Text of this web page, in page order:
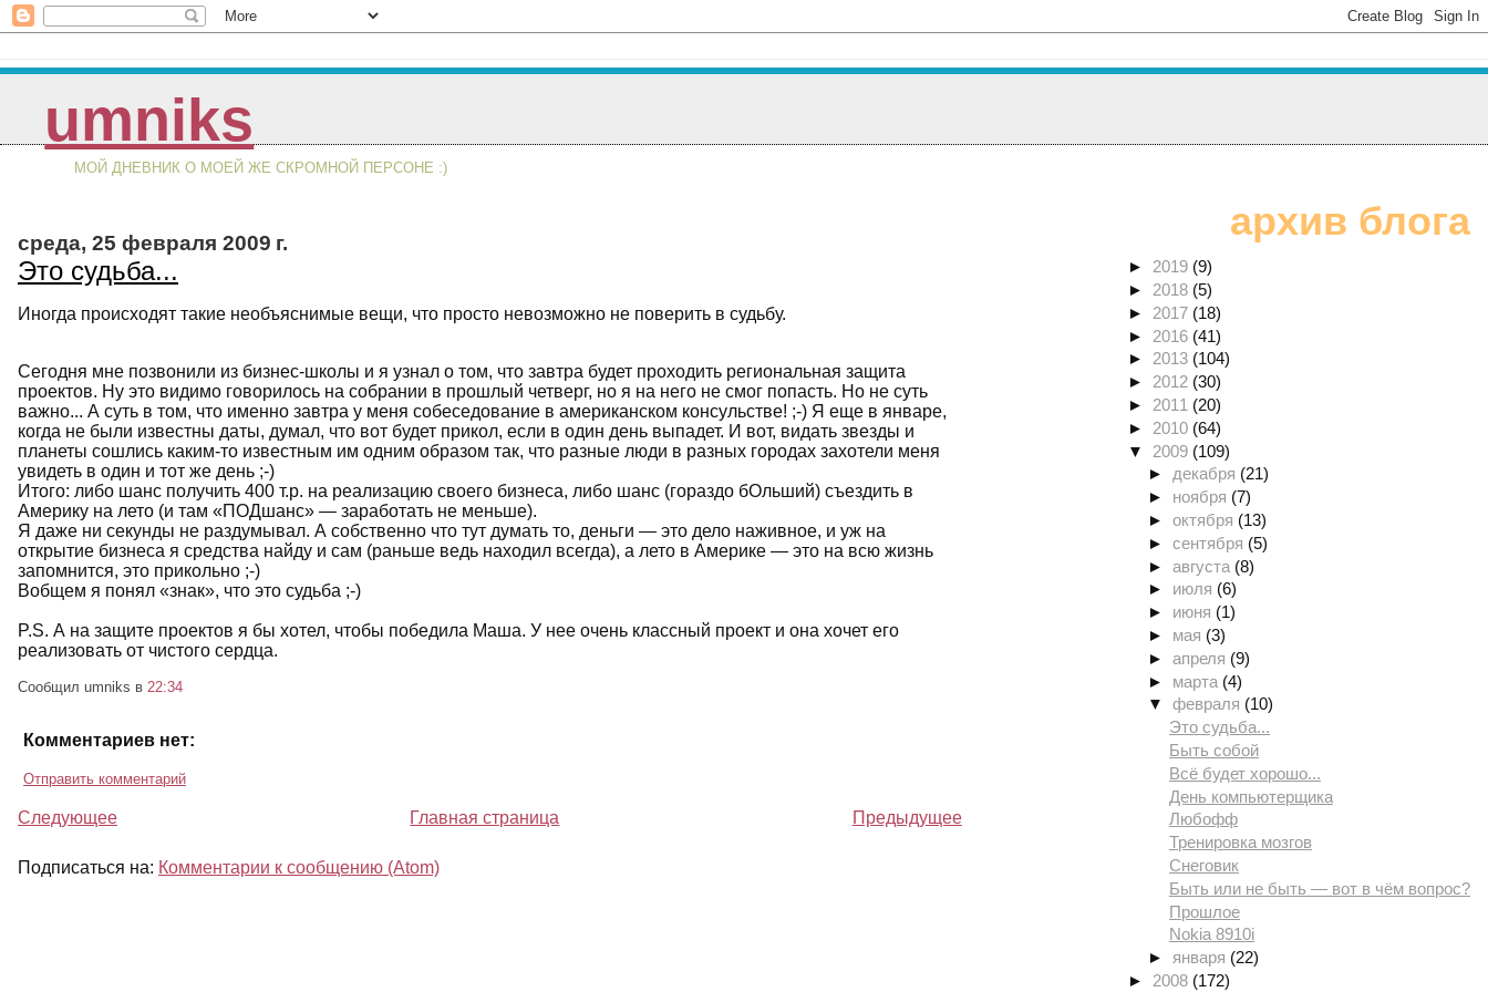
umniks
МОЙ ДНЕВНИК О МОЕЙ ЖЕ СКРОМНОЙ ПЕРСОНЕ :)
среда, 25 февраля 2009 г.
Это судьба...
Иногда происходят такие необъяснимые вещи, что просто невозможно не поверить в судьбу.
Сегодня мне позвонили из бизнес-школы и я узнал о том, что завтра будет проходить региональная защита
проектов. Ну это видимо говорилось на собрании в прошлый четверг, но я на него не смог попасть. Но не суть
важно... А суть в том, что именно завтра у меня собеседование в американском консульстве! ;-) Я еще в январе,
когда не были известны даты, думал, что вот будет прикол, если в один день выпадет. И вот, видать звезды и
планеты сошлись каким-то известным им одним образом так, что разные люди в разных городах захотели меня
увидеть в один и тот же день ;-)
Итого: либо шанс получить 400 т.р. на реализацию своего бизнеса, либо шанс (гораздо бОльший) съездить в
Америку на лето (и там «ПОДшанс» — заработать не меньше).
Я даже ни секунды не раздумывал. А собственно что тут думать то, деньги — это дело наживное, и уж на
открытие бизнеса я средства найду и сам (раньше ведь находил всегда), а лето в Америке — это на всю жизнь
запомнится, это прикольно ;-)
Вобщем я понял «знак», что это судьба ;-)
P.S. А на защите проектов я бы хотел, чтобы победила Маша. У нее очень классный проект и она хочет его
реализовать от чистого сердца.
Сообщил umniks в 22:34
Комментариев нет:
Отправить комментарий
Следующее Предыдущее
Главная страница
Подписаться на: Комментарии к сообщению (Atom)
архив блога
► 2019 (9)
► 2018 (5)
► 2017 (18)
► 2016 (41)
► 2013 (104)
► 2012 (30)
► 2011 (20)
► 2010 (64)
▼ 2009 (109)
► декабря (21)
► ноября (7)
►октября (13)
►сентября (5)
►августа (8)
► июля (6)
► июня (1)
► мая (3)
►апреля (9)
► марта (4)
▼февраля (10)
Это судьба...
Быть собой
Всё будет хорошо...
День компьютерщика
Любофф
Тренировка мозгов
Снеговик
Быть или не быть — вот в чём вопрос?
Прошлое
Nokia 8910i
► января (22)
► 2008 (172)